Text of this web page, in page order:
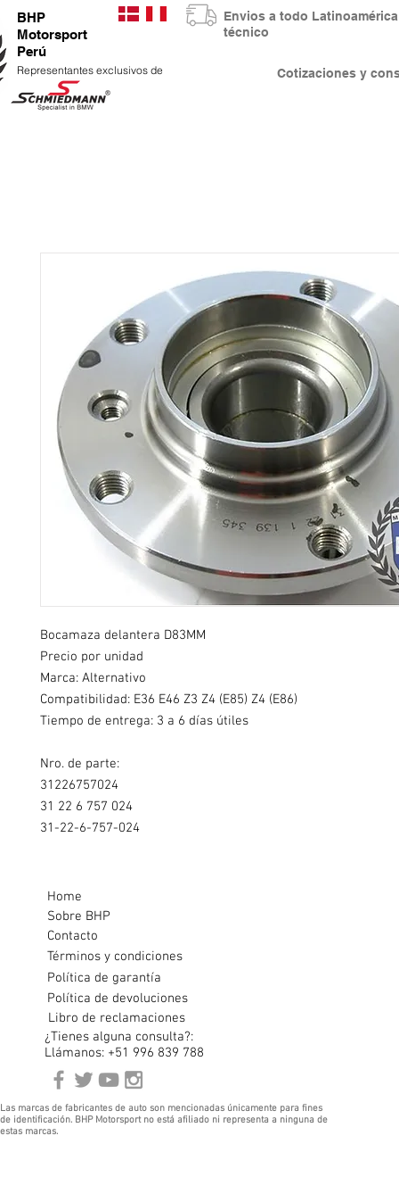
BHP
Motorsport
Perú
Representantes exclusivos de Cotizaciones y
Envios a todo
técnico
Bocamaza delantera D83MM
Precio por unidad
Marca: Alternativo
Compatibilidad: E36 E46 Z3 Z4 (E85) Z4 (E86)
Tiempo de entrega: 3 a 6 días útiles
Nro. de parte:
31226757024
31 22 6 757 024
31-22-6-757-024
Home
Sobre BHP
Contacto
Términos y condiciones
Política de garantía
Política de devoluciones
Libro de reclamaciones
¿Tienes alguna consulta?:
Llámanos: +51 996 839 788
Las marcas de fabricantes de auto son mencionadas únicamente para fines
de identificación. BHP Motorsport no está afiliado ni representa a ninguna de
estas marcas.